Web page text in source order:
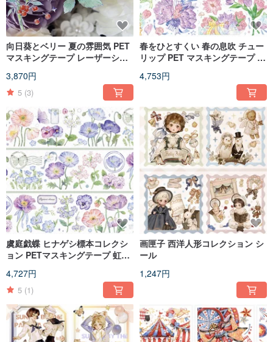
向日葵とベリー 夏の雰囲気 PET
マスキングテープ レーザーシル
3,870円
5 (3)
春をひとすくい 春の息吹 チュー
リップ PET マスキングテープ 虹
4,753円
虞庭戯蝶 ヒナゲシ標本コレクシ
ョン PETマスキングテープ 虹色
4,727円
5 (1)
画匣子 西洋人形コレクション シ
ール
1,247円